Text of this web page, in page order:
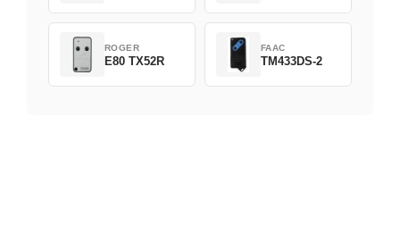
ROGER
E80 TX52R
FAAC
TM433DS-2